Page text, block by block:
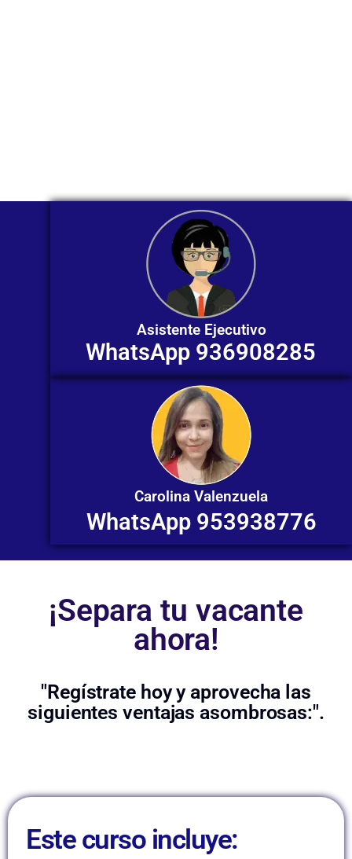
Asistente Ejecutivo
WhatsApp 936908285
Carolina Valenzuela
WhatsApp 953938776
¡Separa tu vacante
ahora!
"Regístrate hoy y aprovecha las
siguientes ventajas asombrosas:".
Este curso incluye: